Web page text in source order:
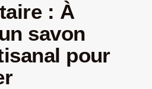
: À
savon
pour